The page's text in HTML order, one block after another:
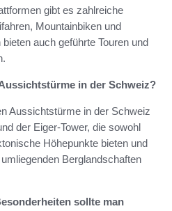
gibt es zahlreiche
Mountainbiken und
auch geführte Touren und
in der Schweiz?
Aussichtstürme in der Schweiz
der Eiger-Tower, die sowohl
Höhepunkte bieten und
Berglandschaften
sollte man